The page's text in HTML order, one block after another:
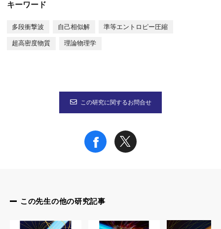
ここでβは断熱指数γに依存する定数であり、この理論式は1次
また、段数を増やすにつれ圧縮はより等エントロピー的となり
本研究成果が社会に与える影響(本研究成果の意義)
本成果は、段階的衝撃による圧縮の「普遍スケーリング法則」
この理論は、レーザー核融合（ICF）の点火設計、超高圧物質
特記事項
本研究成果は、米国物理学会誌 Physical Review E に11月17日
キーワード
多段衝撃波 自己相似解 準等エントロピー圧縮
超高密度物質 理論物理学
この研究に関するお問合せ
この先生の他の研究記事